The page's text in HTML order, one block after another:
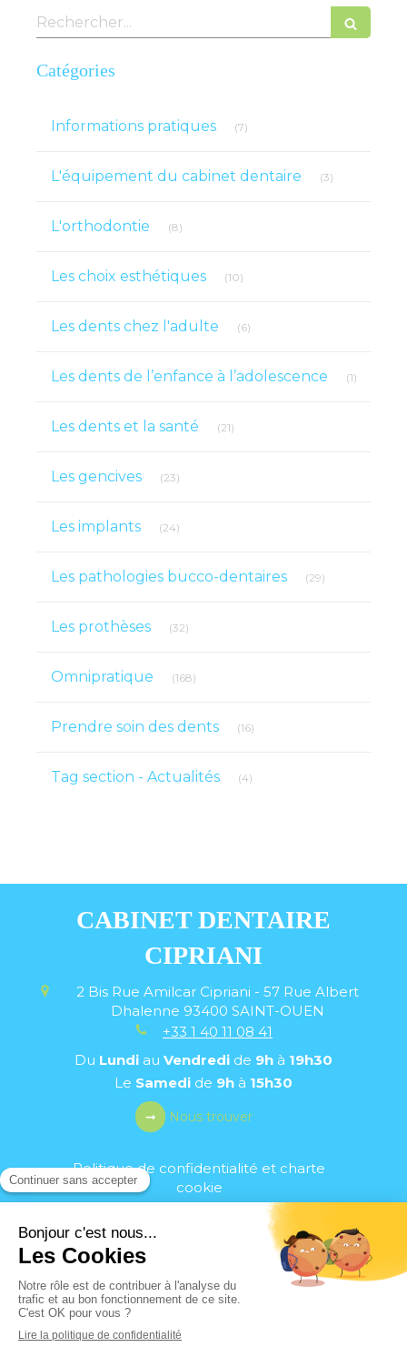
Rechercher
Catégories
Informations pratiques (7)
L'équipement du cabinet dentaire (3)
L'orthodontie (8)
Les choix esthétiques (10)
Les dents chez l'adulte (6)
Les dents de l’enfance à l’adolescence (1)
Les dents et la santé (21)
Les gencives (23)
Les implants (24)
Les pathologies bucco-dentaires (29)
Les prothèses (32)
Omnipratique (168)
Prendre soin des dents (16)
Tag section - Actualités (4)
CABINET DENTAIRE
CIPRIANI
2 Bis Rue Amilcar Cipriani - 57 Rue Albert
Dhalenne 93400 SAINT-OUEN
+33 1 40 11 08 41
Du Lundi au Vendredi de 9h à 19h30
Le Samedi de 9h à 15h30
Nous trouver
Politique de confidentialité et charte
cookie
Conditions Générales Utilisation
Charte déontologique
Ordre national
Annuaires chirurgiens dentistes